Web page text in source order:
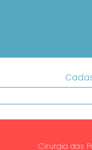
Cirurgia das